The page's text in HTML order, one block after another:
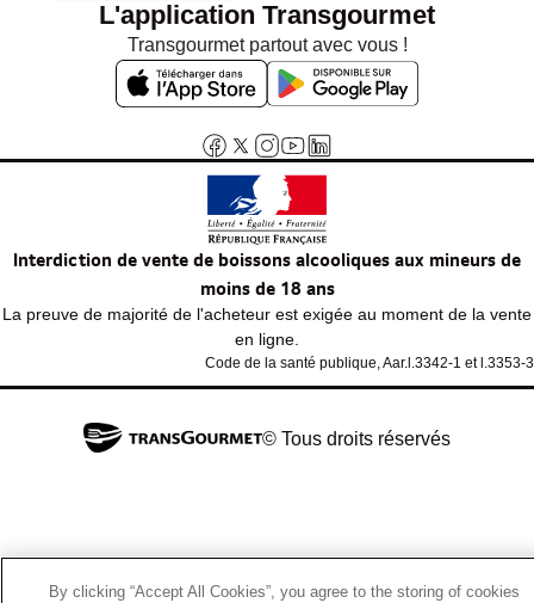
L'application Transgourmet
Transgourmet partout avec vous !
Interdiction de vente de boissons alcooliques aux mineurs de
moins de 18 ans
La preuve de majorité de l'acheteur est exigée au moment de la vente
en ligne.
Code de la santé publique, Aar.l.3342-1 et l.3353-3
© Tous droits réservés
By clicking “Accept All Cookies”, you agree to the storing of cookies